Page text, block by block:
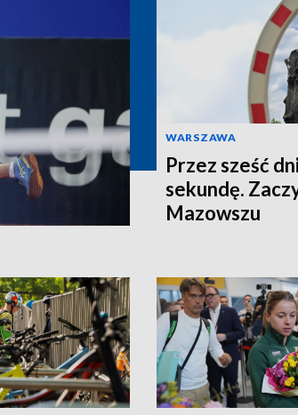
WARSZAWA
Przez sześć
sekundę.
Mazowszu